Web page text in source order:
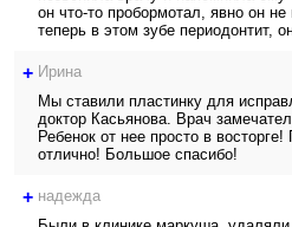
он что-то пробормотал, явно он
теперь в этом зубе периодонтит,
+ Ирина
Мы ставили пластинку для
доктор Касьянова. Врач
Ребенок от нее просто в
отлично! Большое спасибо!
+ надежда